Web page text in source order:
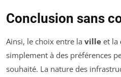
Conclusion sans
Ainsi, le choix entre la ville et la
simplement à des préférences
souhaité. La nature des